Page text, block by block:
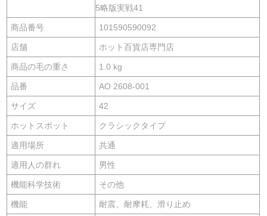
5略版実戦41
商品番号 101590590092
店舗 ホット百貨店専門店
商品の毛の重さ 1.0 kg
品番 AO 2608-001
サイズ 42
ホットスポット クラシックタイプ
適用場所 共通
適用人の群れ 男性
機能科学技術 その他
機能 耐震、耐摩耗、滑り止め